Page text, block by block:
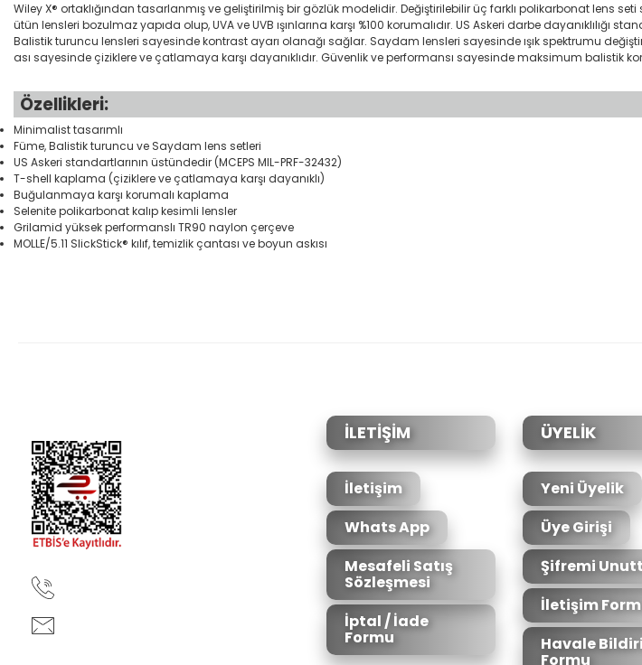
Wiley X® ortaklığından tasarlanmış ve geliştirilmiş bir gözlük modelidir. Değiştirilebilir üç farklı polikarbonat lens
ütün lensleri bozulmaz yapıda olup, UVA ve UVB ışınlarına karşı %100 korumalıdır. US Askeri darbe
Balistik turuncu lensleri sayesinde kontrast ayarı olanağı sağlar. Saydam lensleri sayesinde ışık spektrumu
ası sayesinde çiziklere ve çatlamaya karşı dayanıklıdır. Güvenlik ve performansı sayesinde maksimum balistik
Özellikleri:
Minimalist tasarımlı
Füme, Balistik turuncu ve Saydam lens setleri
US Askeri standartlarının üstündedir (MCEPS MIL-PRF-32432)
T-shell kaplama (çiziklere ve çatlamaya karşı dayanıklı)
Buğulanmaya karşı korumalı kaplama
Selenite polikarbonat kalıp kesimli lensler
Grilamid yüksek performanslı TR90 naylon çerçeve
MOLLE/5.11 SlickStick® kılıf, temizlik çantası ve boyun askısı
Ürün fiyatı diğer sitelerden daha pahalı.
Bu ürüne benzer farklı alternatifler olmalı.
İLETİŞİM
İletişim
Whats App
Mesafeli Satış
Sözleşmesi
İptal / İade
Formu
ÜYELİK
Yeni Üyelik
Üye Girişi
Şifremi
İletişim
Havale
Formu